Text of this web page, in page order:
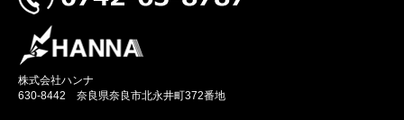
株式会社ハンナ
630-8442 奈良県奈良市北永井町372番地